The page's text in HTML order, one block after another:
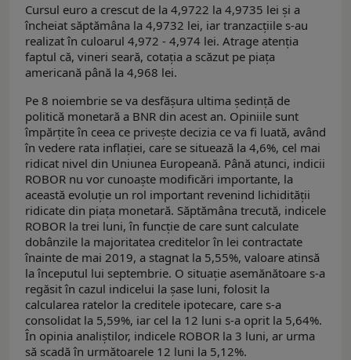
Cursul euro a crescut de la 4,9722 la 4,9735 lei și a
încheiat săptămâna la 4,9732 lei, iar tranzacțiile s-au
realizat în culoarul 4,972 - 4,974 lei. Atrage atenția
faptul că, vineri seară, cotația a scăzut pe piața
americană până la 4,968 lei.
Pe 8 noiembrie se va desfășura ultima ședință de
politică monetară a BNR din acest an. Opiniile sunt
împărțite în ceea ce privește decizia ce va fi luată, având
în vedere rata inflației, care se situează la 4,6%, cel mai
ridicat nivel din Uniunea Europeană. Până atunci, indicii
ROBOR nu vor cunoaște modificări importante, la
această evoluție un rol important revenind lichidității
ridicate din piața monetară. Săptămâna trecută, indicele
ROBOR la trei luni, în funcţie de care sunt calculate
dobânzile la majoritatea creditelor în lei contractate
înainte de mai 2019, a stagnat la 5,55%, valoare atinsă
la începutul lui septembrie. O situație asemănătoare s-a
regăsit în cazul indicelui la șase luni, folosit la
calcularea ratelor la creditele ipotecare, care s-a
consolidat la 5,59%, iar cel la 12 luni s-a oprit la 5,64%.
În opinia analiștilor, indicele ROBOR la 3 luni, ar urma
să scadă în următoarele 12 luni la 5,12%.